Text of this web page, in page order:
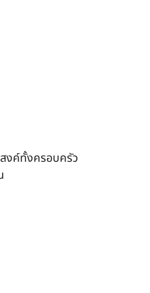
งค์ทั้งครอบครัว